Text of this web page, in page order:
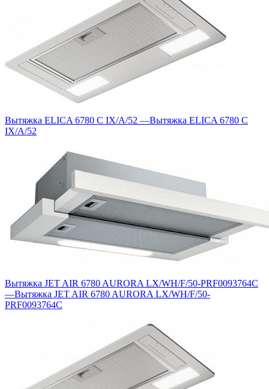
Вытяжка ELICA 6780 C IX/A/52 —Вытяжка ELICA 6780 C
IX/A/52
Вытяжка JET AIR 6780 AURORA LX/WH/F/50-PRF0093764C
—Вытяжка JET AIR 6780 AURORA LX/WH/F/50-
PRF0093764C